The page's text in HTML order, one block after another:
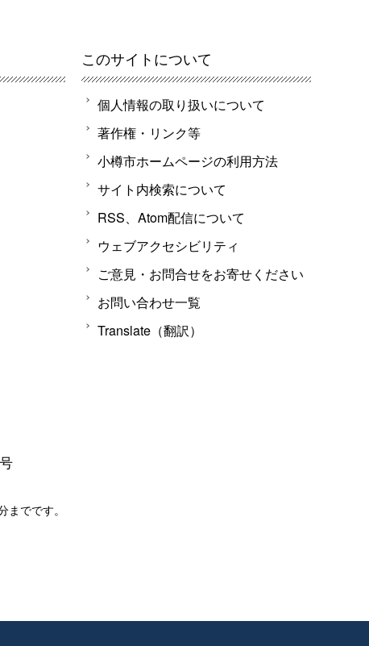
このサイトについて
個人情報の取り扱いについて
著作権・リンク等
小樽市ホームページの利用方法
サイト内検索について
RSS、Atom配信について
ウェブアクセシビリティ
ご意見・お問合せをお寄せください
お問い合わせ一覧
Translate（翻訳）
でです。